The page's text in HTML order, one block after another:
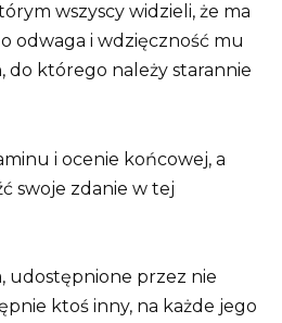
wszyscy widzieli, że ma
odwaga i wdzięczność mu
do którego należy starannie
i ocenie końcowej, a
swoje zdanie w tej
udostępnione przez nie
ktoś inny, na każde jego